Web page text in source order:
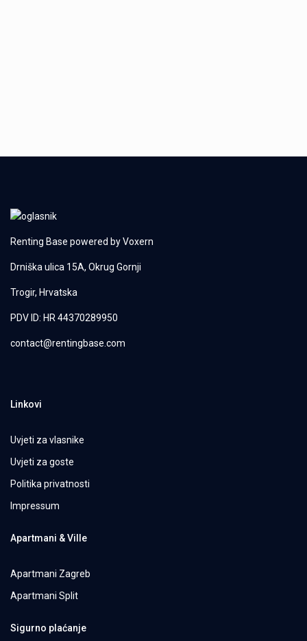
Renting Base powered byVoxern
Drniška ulica 15A, Okrug Gornji
Trogir, Hrvatska
PDV ID: HR 44370289950
contact@rentingbase.com
Linkovi
Uvjeti za vlasnike
Uvjeti za goste
Politika privatnosti
Impressum
Apartmani & Ville
Apartmani Zagreb
Apartmani Split
Sigurno plaćanje